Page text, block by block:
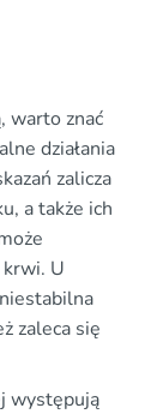
warto znać
działania
zalicza
a także ich
U
zaleca się
występują